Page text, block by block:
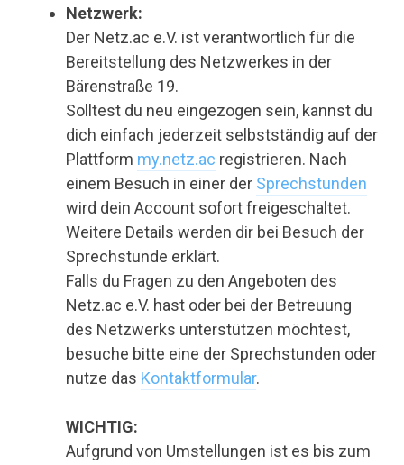
Netzwerk:
Der Netz.ac e.V. ist verantwortlich für die
Bereitstellung des Netzwerkes in der
Bärenstraße 19.
Solltest du neu eingezogen sein, kannst du
dich einfach jederzeit selbstständig auf der
Plattform my.netz.ac registrieren. Nach
einem Besuch in einer der Sprechstunden
wird dein Account sofort freigeschaltet.
Weitere Details werden dir bei Besuch der
Sprechstunde erklärt.
Falls du Fragen zu den Angeboten des
Netz.ac e.V. hast oder bei der Betreuung
des Netzwerks unterstützen möchtest,
besuche bitte eine der Sprechstunden oder
nutze das Kontaktformular.
WICHTIG:
Aufgrund von Umstellungen ist es bis zum